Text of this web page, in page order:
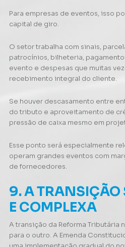
Para empresas de eventos, isso
capital de giro.
O setor trabalha com sinais,
patrocínios, bilheteria,
evento e despesas que muitas
recebimento integral do cliente.
Se houver descasamento entre
do tributo e aproveitamento de
pressão de caixa mesmo em
Esse ponto será especialmente
operam grandes eventos com
de fornecedores.
9. A TRANSIÇÃO
E COMPLEXA
A transição da Reforma Tributária
para o outro. A Emenda